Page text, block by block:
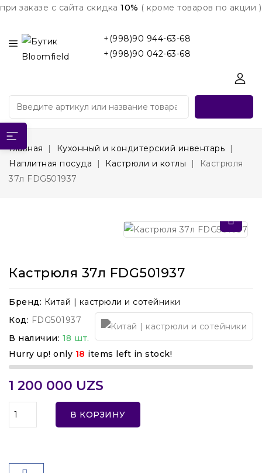
при заказе с сайта скидка 10% ( кроме товаров по акции )
+(998)90 944-63-68
+(998)90 042-63-68
Главная
Кухонный и кондитерский инвентарь
Наплитная посуда
Кастрюли и котлы
Кастрюля
37л FDG501937
Кастрюля 37л FDG501937
Бренд: Китай | кастрюли и сотейники
Код: FDG501937
В наличии: 18 шт.
Hurry up! only 18 items left in stock!
1 200 000 UZS
В КОРЗИНУ